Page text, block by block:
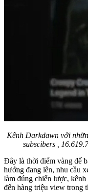
Kênh Darkdawn với
subscibers ,
Đây là thời điểm vàng để
hướng đang lên, nhu cầu
làm đúng chiến lược, kênh
đến hàng triệu view trong